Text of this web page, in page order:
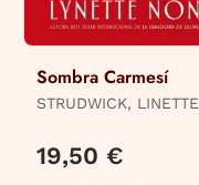
Sombra Carmesí
STRUDWICK, LINETTE
19,50 €